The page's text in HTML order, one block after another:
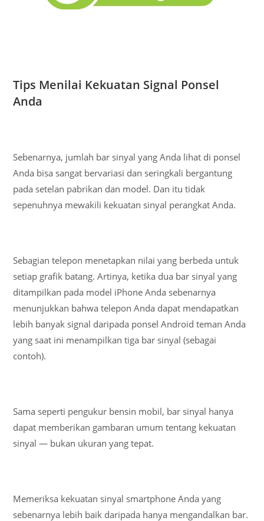
Tips Menilai Kekuatan Signal Ponsel
Anda
Sebenarnya, jumlah bar sinyal yang Anda lihat di ponsel
Anda bisa sangat bervariasi dan seringkali bergantung
pada setelan pabrikan dan model. Dan itu tidak
sepenuhnya mewakili kekuatan sinyal perangkat Anda.
Sebagian telepon menetapkan nilai yang berbeda untuk
setiap grafik batang. Artinya, ketika dua bar sinyal yang
ditampilkan pada model iPhone Anda sebenarnya
menunjukkan bahwa telepon Anda dapat mendapatkan
lebih banyak signal daripada ponsel Android teman Anda
yang saat ini menampilkan tiga bar sinyal (sebagai
contoh).
Sama seperti pengukur bensin mobil, bar sinyal hanya
dapat memberikan gambaran umum tentang kekuatan
sinyal — bukan ukuran yang tepat.
Memeriksa kekuatan sinyal smartphone Anda yang
sebenarnya lebih baik daripada hanya mengandalkan bar.